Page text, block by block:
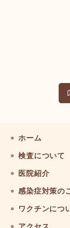
ホーム
検査について
医院紹介
感染症対策の
ワクチンにつ
アクセス